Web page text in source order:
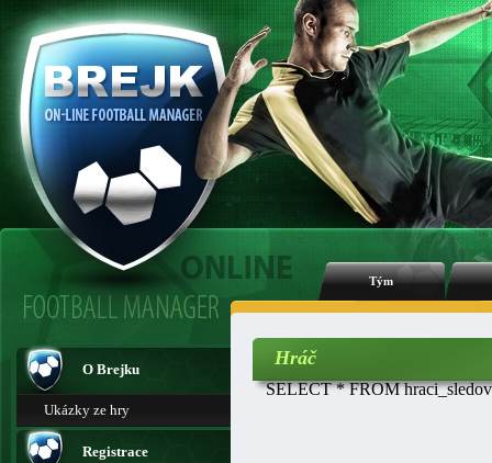
Tým
O Brejku
Ukázky ze hry
Registrace
Hráč
SELECT * FROM